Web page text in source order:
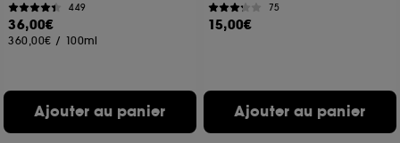
449
36,00€
360,00€ / 100ml
Ajouter au panier
75
15,00€
Ajouter au panier